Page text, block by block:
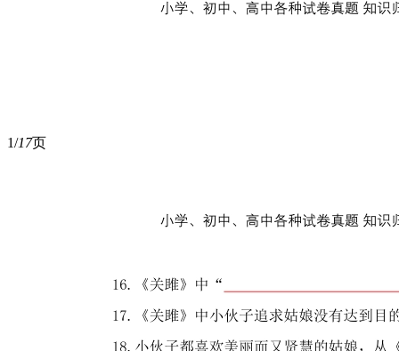
1/17页